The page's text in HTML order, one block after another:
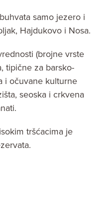
samo jezero i
Hajdukovo i Nosa.
(brojne vrste
tipične za barsko-
i očuvane kulturne
seoska i crkvena
tršćacima je